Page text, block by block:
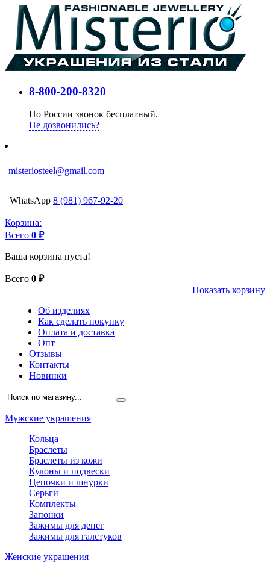
8-800-200-8320
По России звонок бесплатный.
Не дозвонились?
misteriosteel@gmail.com
WhatsApp 8 (981) 967-92-20
Корзина:
Всего 0 ₽
Ваша корзина пуста!
Всего 0 ₽
Показать корзину
Об изделиях
Как сделать покупку
Оплата и доставка
Опт
Отзывы
Контакты
Новинки
Мужские украшения
Кольца
Браслеты
Браслеты из кожи
Кулоны и подвески
Цепочки и шнурки
Серьги
Комплекты
Запонки
Зажимы для денег
Зажимы для галстуков
Женские украшения